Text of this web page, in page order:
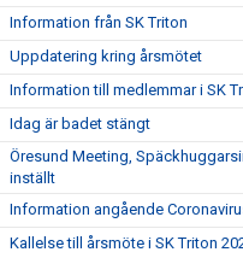
Information från SK Triton
Uppdatering kring årsmötet
Information till medlemmar i SK
Idag är badet stängt
Öresund Meeting,
inställt
Information angående
Kallelse till årsmöte i SK Triton